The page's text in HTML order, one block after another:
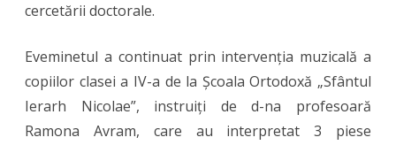
cercetării doctorale.
Eveminetul a continuat prin intervenția muzicală a
copiilor clasei a IV-a de la Școala Ortodoxă „Sfântul
Ierarh Nicolae”, instruiți de d-na profesoară
Ramona Avram, care au interpretat 3 piese